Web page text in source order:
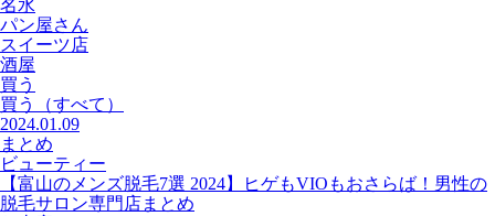
名水
パン屋さん
スイーツ店
酒屋
買う
買う
（すべて）
2024.01.09
まとめ
ビューティー
【富山のメンズ脱毛7選 2024】ヒゲもVIOもおさらば！男性の
脱毛サロン専門店まとめ